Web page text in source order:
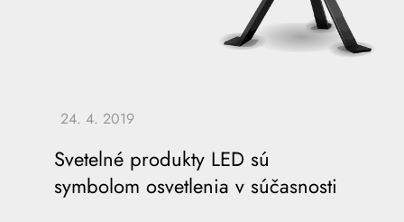
Svetelné produkty LED sú
symbolom osvetlenia v súčasnosti